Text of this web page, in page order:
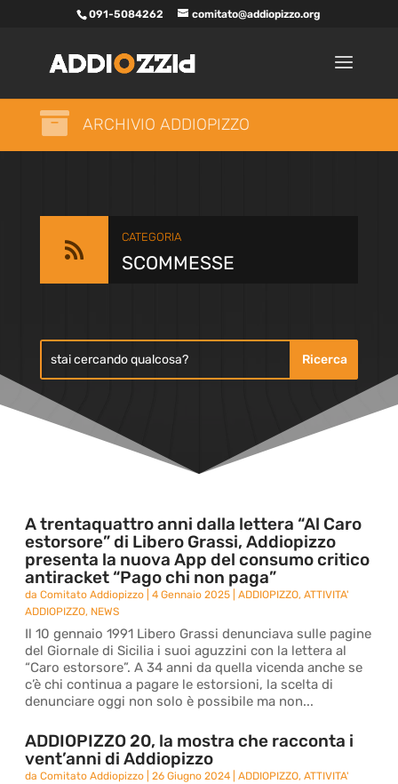
091-5084262 comitato@addiopizzo.org
 ARCHIVIO ADDIOPIZZO

CATEGORIA
SCOMMESSE
A trentaquattro anni dalla lettera “Al Caro
estorsore” di Libero Grassi, Addiopizzo
presenta la nuova App del consumo critico
antiracket “Pago chi non paga”
daComitato Addiopizzo |4 Gennaio 2025 |ADDIOPIZZO,ATTIVITA'
ADDIOPIZZO, NEWS
Il 10 gennaio 1991 Libero Grassi denunciava sulle pagine
del Giornale di Sicilia i suoi aguzzini con la lettera al
“Caro estorsore”. A 34 anni da quella vicenda anche se
c’è chi continua a pagare le estorsioni, la scelta di
denunciare oggi non solo è possibile ma non...
ADDIOPIZZO 20, la mostra che racconta i
vent’anni di Addiopizzo
daComitato Addiopizzo |26 Giugno 2024 |ADDIOPIZZO,ATTIVITA'